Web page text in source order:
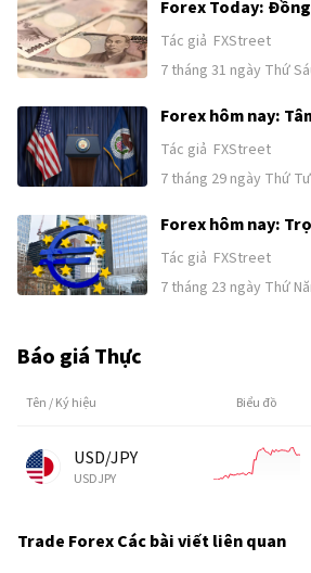
Forex Today:
sau khi tăng mạnh
thiệp, BoJ giữ
Tác giả FXStreet
7 tháng 31 ngày Thứ
Forex hôm nay:
đột Trung Đông lan
chuyển sang Fed
Tác giả FXStreet
7 tháng 29 ngày Thứ Tư
Forex hôm nay:
sang quyết định lãi
trong khi căng
Trung Đông
Tác giả FXStreet
7 tháng 23 ngày Thứ
Báo giá Thực
Tên / Ký hiệu Biểu đồ
USD/JPY
USDJPY
Trade ForexCác bài viết liên quan